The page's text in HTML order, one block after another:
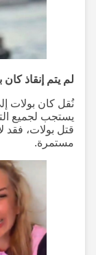
لم يتم إنقاذ كان
نُقل كان بولات
يستجب لجميع
قتل بولات، فقد
مستمرة.